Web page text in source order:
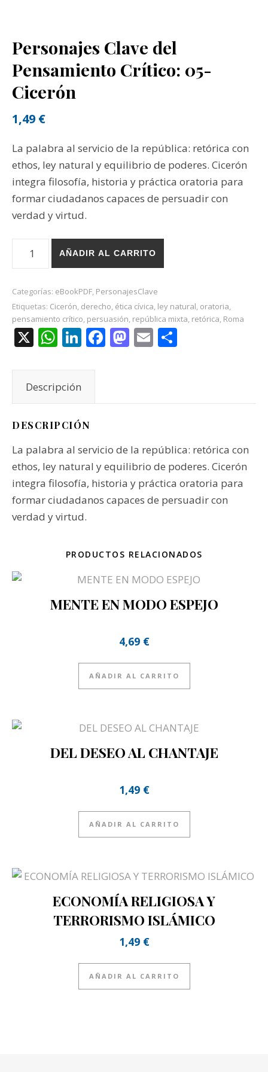
Personajes Clave del
Pensamiento Crítico: 05-
Cicerón
1,49 €
La palabra al servicio de la república: retórica con
ethos, ley natural y equilibrio de poderes. Cicerón
integra filosofía, historia y práctica oratoria para
formar ciudadanos capaces de persuadir con
verdad y virtud.
Personajes Clave del Pensamiento Crítico: 05-Cicerón
AÑADIR AL CARRITO
Categorías: eBookPDF, PersonajesClave
Etiquetas: Cicerón, derecho, ética cívica, ley natural, oratoria,
pensamiento crítico, persuasión, república mixta, retórica, Roma
X WhatsApp
LinkedIn
Facebook
Mastodon
Email
Descripción
DESCRIPCIÓN
La palabra al servicio de la república: retórica con
ethos, ley natural y equilibrio de poderes. Cicerón
integra filosofía, historia y práctica oratoria para
formar ciudadanos capaces de persuadir con
verdad y virtud.
PRODUCTOS RELACIONADOS
MENTE EN MODO ESPEJO
4,69 €
AÑADIR AL CARRITO
DEL DESEO AL CHANTAJE
1,49 €
AÑADIR AL CARRITO
ECONOMÍA RELIGIOSA Y
TERRORISMO ISLÁMICO
1,49 €
AÑADIR AL CARRITO